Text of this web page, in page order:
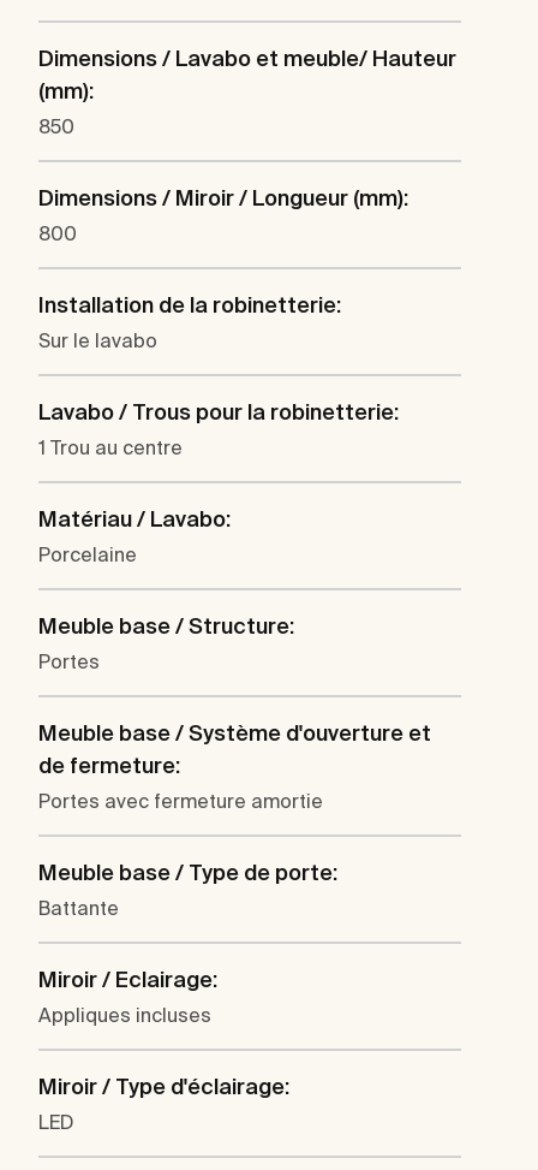
Dimensions / Lavabo et meuble/ Hauteur
(mm):
850
Dimensions / Miroir / Longueur (mm):
800
Installation de la robinetterie:
Sur le lavabo
Lavabo / Trous pour la robinetterie:
1 Trou au centre
Matériau / Lavabo:
Porcelaine
Meuble base / Structure:
Portes
Meuble base / Système d'ouverture et
de fermeture:
Portes avec fermeture amortie
Meuble base / Type de porte:
Battante
Miroir / Eclairage:
Appliques incluses
Miroir / Type d'éclairage:
LED